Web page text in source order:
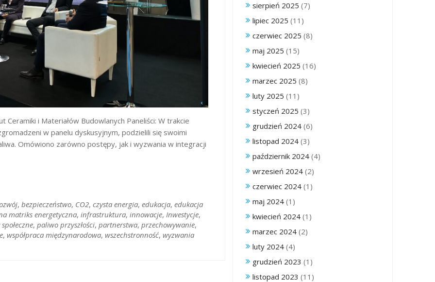
i Materiałów Budowlanych Paneliści: W trakcie
w panelu dyskusyjnym, podzielili się swoimi
Omówiono zarówno postępy, jak i wyzwania w integracji
, bezpieczeństwo, CO2, czysta energia, edukacja, edukacja
matriks energetyczna, infrastruktura, innowacje, Inwestycje,
, paliwo przyszłości, partnerstwa, przechowywanie,
, współpraca międzynarodowa, wszechstronność, wyzwania
sierpień 2025 (7)
lipiec 2025 (11)
czerwiec 2025 (8)
maj 2025 (15)
kwiecień 2025 (16)
marzec 2025 (8)
luty 2025 (11)
styczeń 2025 (3)
grudzień 2024 (6)
listopad 2024 (3)
październik 2024 (4)
wrzesień 2024 (2)
czerwiec 2024 (1)
maj 2024 (1)
kwiecień 2024 (1)
marzec 2024 (2)
luty 2024 (4)
grudzień 2023 (1)
listopad 2023 (11)